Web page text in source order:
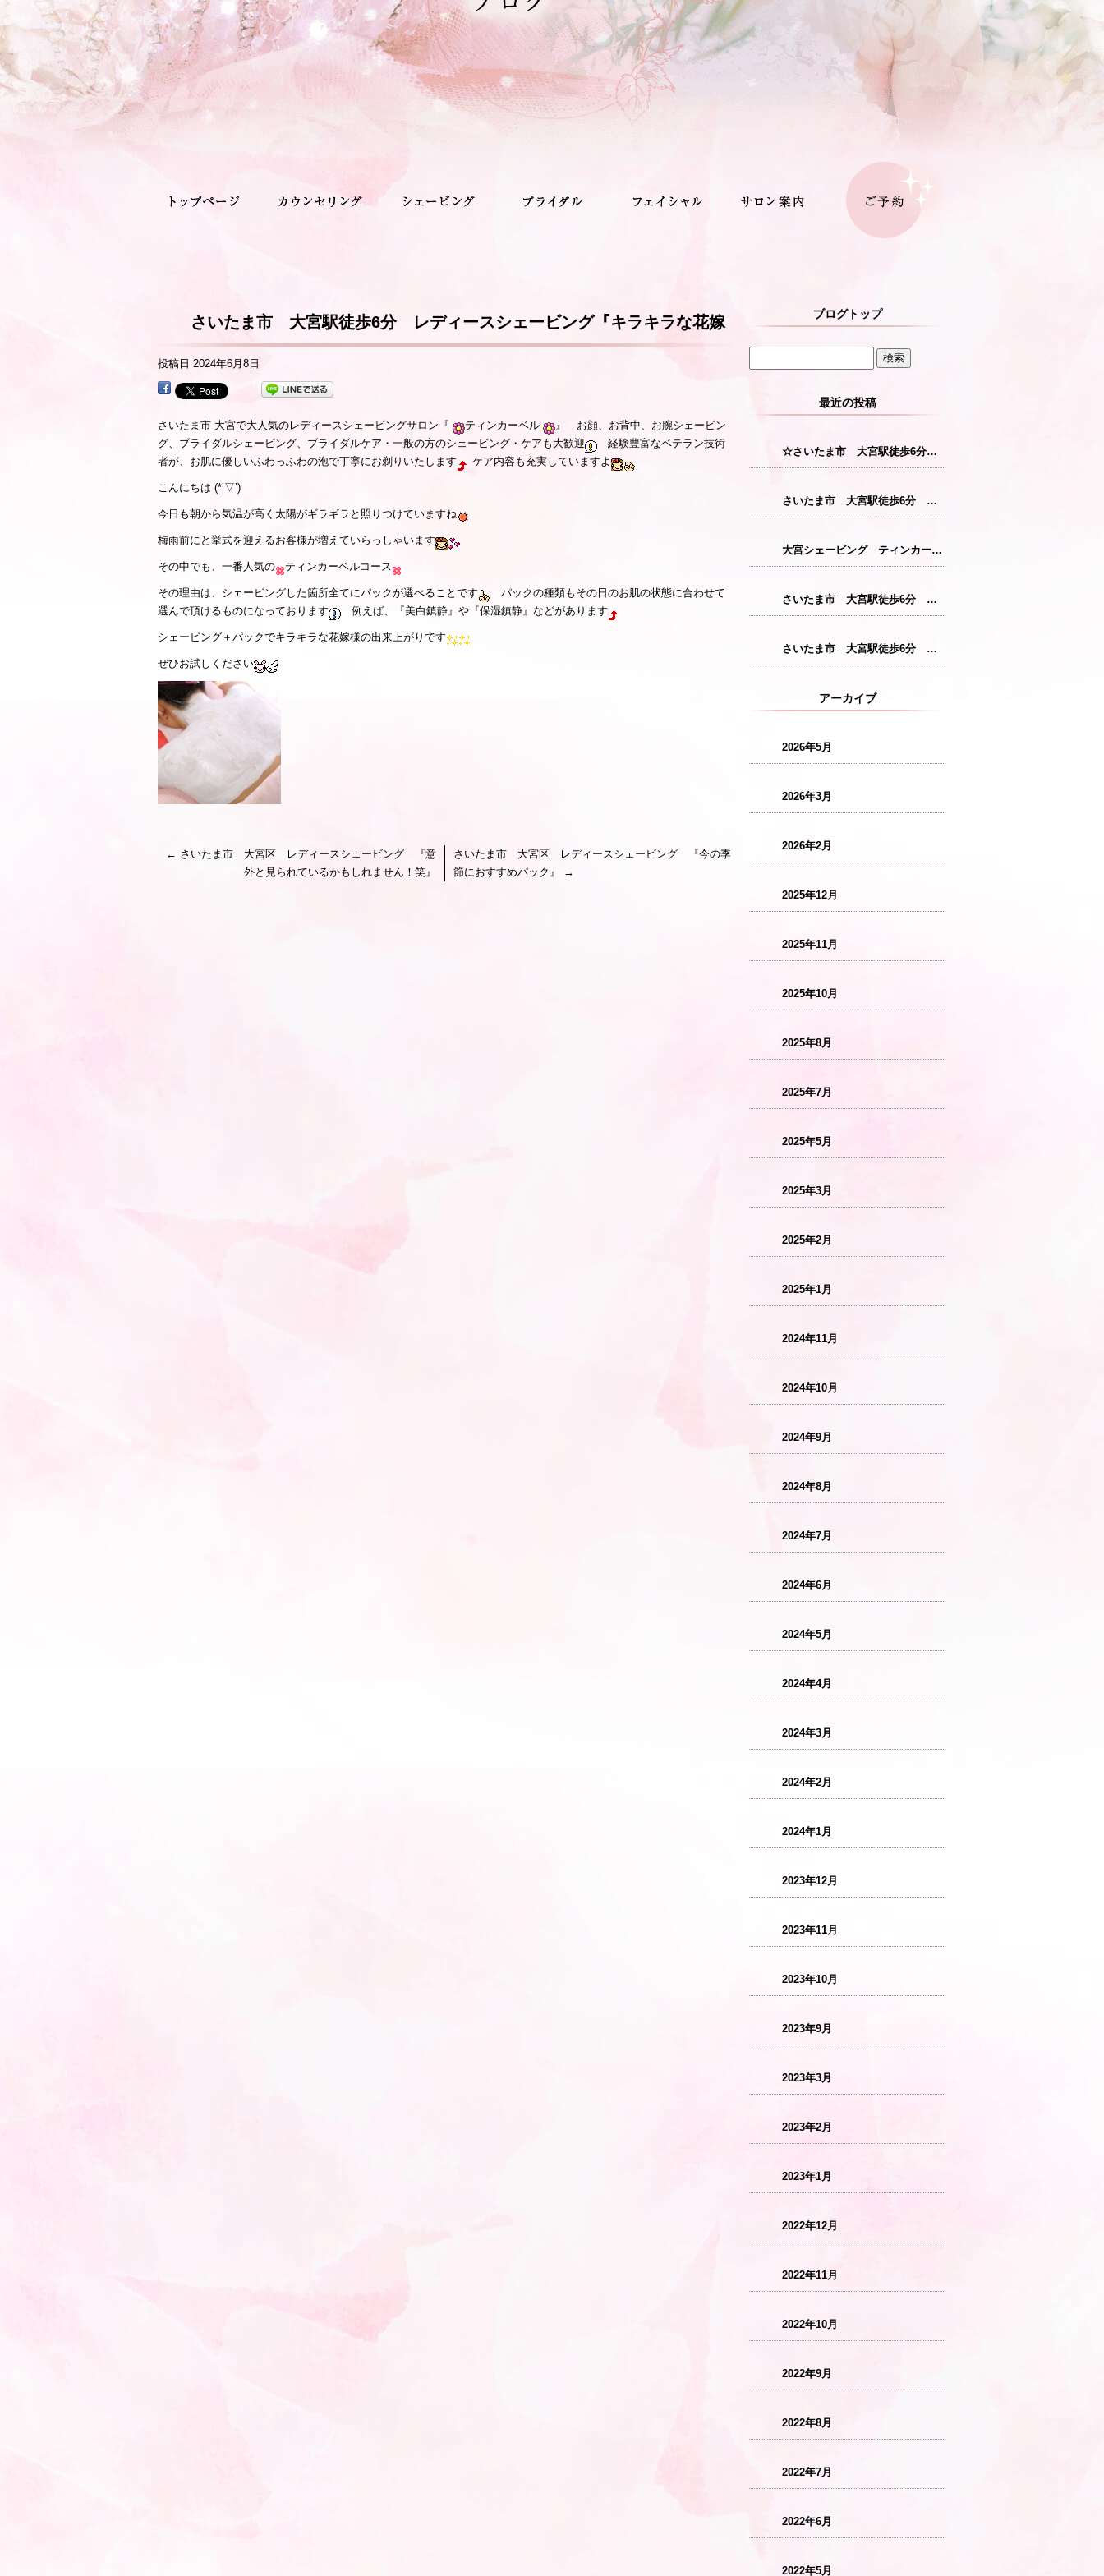
さいたま市 大宮駅徒歩6分 レディースシェービング『キラキラな花嫁
様の出来上がり』
投稿日 2024年6月8日
さいたま市 大宮で大人気のレディースシェービングサロン『 ティンカーベル
』 お顔、お背中、お腕シェービン
グ、ブライダルシェービング、ブライダルケア・一般の方のシェービング・ケアも大歓迎
経験豊富なベテラン技術
者が、お肌に優しいふわっふわの泡で丁寧にお剃りいたします
ケア内容も充実していますよ
こんにちは (*’▽’)
今日も朝から気温が高く太陽がギラギラと照りつけていますね
梅雨前にと挙式を迎えるお客様が増えていらっしゃいます
その中でも、一番人気の ティンカーベルコース
その理由は、シェービングした箇所全てにパックが選べることです
パックの種類もその日のお肌の状態に合わせて
選んで頂けるものになっております
例えば、『美白鎮静』や『保湿鎮静』などがあります
シェービング＋パックでキラキラな花嫁様の出来上がりです
ぜひお試しください
← さいたま市 大宮区 レディースシェービング 『意
外と見られているかもしれません！笑』
さいたま市 大宮区 レディースシェービング 『今の季
節におすすめパック』
→
ブログトップ
最近の投稿
☆さいたま市 大宮駅徒歩6分 レディースシェービング☆
さいたま市 大宮駅徒歩6分 レディースシェービング『産毛をなくすことで花粉症対策につながります！』
大宮シェービング ティンカーベル『クレンジング』
さいたま市 大宮駅徒歩6分 レディースシェービング『仕上がりが格別のシェービングコース』
さいたま市 大宮駅徒歩6分 レディースシェービング『敏感肌の方にも安心パック』
アーカイブ
2026年5月
2026年3月
2026年2月
2025年12月
2025年11月
2025年10月
2025年8月
2025年7月
2025年5月
2025年3月
2025年2月
2025年1月
2024年11月
2024年10月
2024年9月
2024年8月
2024年7月
2024年6月
2024年5月
2024年4月
2024年3月
2024年2月
2024年1月
2023年12月
2023年11月
2023年10月
2023年9月
2023年3月
2023年2月
2023年1月
2022年12月
2022年11月
2022年10月
2022年9月
2022年8月
2022年7月
2022年6月
2022年5月